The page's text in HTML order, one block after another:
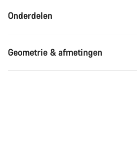
Onderdelen
Geometrie & afmetingen